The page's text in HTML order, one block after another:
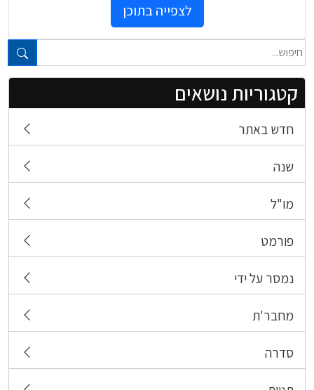
טקסט חופשי...
קטגוריות נושאים
חדש באתר
שנה
מו"ל
פורמט
נמסר על ידי
מחבר'ת
סדרה
לצפייה בתוכן